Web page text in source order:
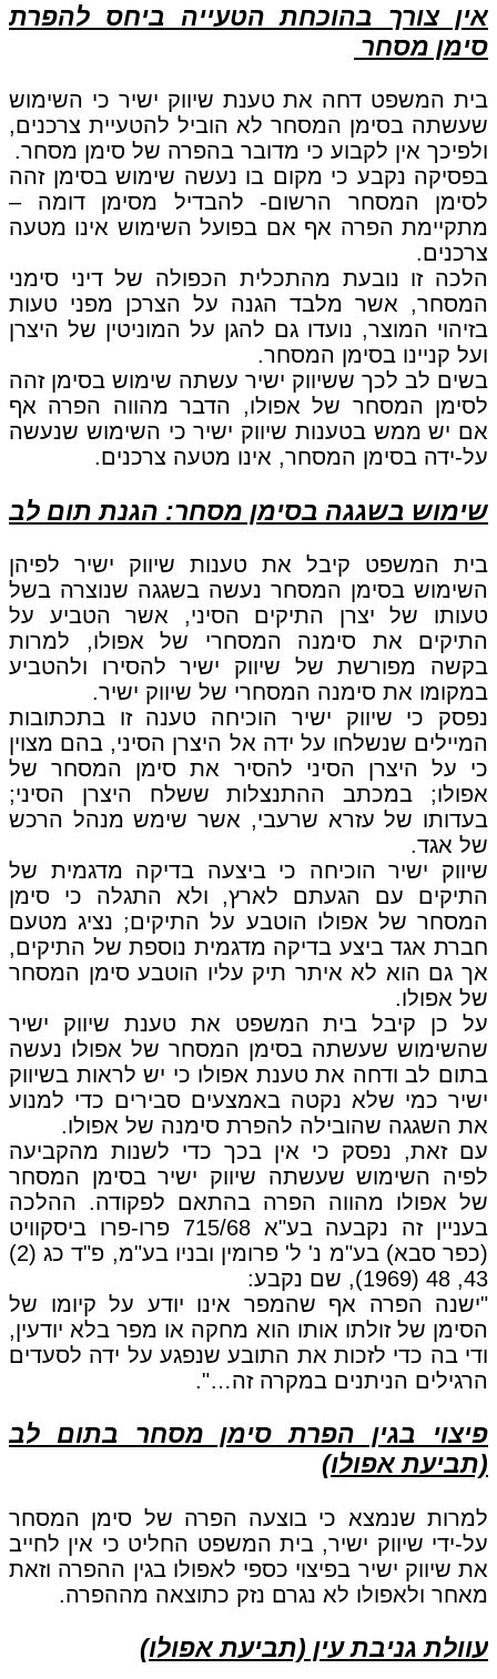
אין צורך בהוכחת הטעייה ביחס להפרת
סימן מסחר
בית המשפט דחה את טענת שיווק ישיר כי השימוש
שעשתה בסימן המסחר לא הוביל להטעיית צרכנים,
ולפיכך אין לקבוע כי מדובר בהפרה של סימן מסחר.
בפסיקה נקבע כי מקום בו נעשה שימוש בסימן זהה
לסימן המסחר הרשום- להבדיל מסימן דומה –
מתקיימת הפרה אף אם בפועל השימוש אינו מטעה
צרכנים.
הלכה זו נובעת מהתכלית הכפולה של דיני סימני
המסחר, אשר מלבד הגנה על הצרכן מפני טעות
בזיהוי המוצר, נועדו גם להגן על המוניטין של היצרן
ועל קניינו בסימן המסחר.
בשים לב לכך ששיווק ישיר עשתה שימוש בסימן זהה
לסימן המסחר של אפולו, הדבר מהווה הפרה אף
אם יש ממש בטענות שיווק ישיר כי השימוש שנעשה
על-ידה בסימן המסחר, אינו מטעה צרכנים.
שימוש בשגגה בסימן מסחר: הגנת תום לב
בית המשפט קיבל את טענות שיווק ישיר לפיהן
השימוש בסימן המסחר נעשה בשגגה שנוצרה בשל
טעותו של יצרן התיקים הסיני, אשר הטביע על
התיקים את סימנה המסחרי של אפולו, למרות
בקשה מפורשת של שיווק ישיר להסירו ולהטביע
במקומו את סימנה המסחרי של שיווק ישיר.
נפסק כי שיווק ישיר הוכיחה טענה זו בתכתובות
המיילים שנשלחו על ידה אל היצרן הסיני, בהם מצוין
כי על היצרן הסיני להסיר את סימן המסחר של
אפולו; במכתב ההתנצלות ששלח היצרן הסיני;
בעדותו של עזרא שרעבי, אשר שימש מנהל הרכש
של אגד.
שיווק ישיר הוכיחה כי ביצעה בדיקה מדגמית של
התיקים עם הגעתם לארץ, ולא התגלה כי סימן
המסחר של אפולו הוטבע על התיקים; נציג מטעם
חברת אגד ביצע בדיקה מדגמית נוספת של התיקים,
אך גם הוא לא איתר תיק עליו הוטבע סימן המסחר
של אפולו.
על כן קיבל בית המשפט את טענת שיווק ישיר
שהשימוש שעשתה בסימן המסחר של אפולו נעשה
בתום לב ודחה את טענת אפולו כי יש לראות בשיווק
ישיר כמי שלא נקטה באמצעים סבירים כדי למנוע
את השגגה שהובילה להפרת סימנה של אפולו.
עם זאת, נפסק כי אין בכך כדי לשנות מהקביעה
לפיה השימוש שעשתה שיווק ישיר בסימן המסחר
של אפולו מהווה הפרה בהתאם לפקודה. ההלכה
בעניין זה נקבעה בע"א 715/68 פרו-פרו ביסקוויט
(כפר סבא) בע"מ נ' ל' פרומין ובניו בע"מ, פ"ד כג (2)
43, 48 (1969), שם נקבע:
"ישנה הפרה אף שהמפר אינו יודע על קיומו של
הסימן של זולתו אותו הוא מחקה או מפר בלא יודעין,
ודי בה כדי לזכות את התובע שנפגע על ידה לסעדים
הרגילים הניתנים במקרה זה…".
פיצוי בגין הפרת סימן מסחר בתום לב
(תביעת אפולו)
למרות שנמצא כי בוצעה הפרה של סימן המסחר
על-ידי שיווק ישיר, בית המשפט החליט כי אין לחייב
את שיווק ישיר בפיצוי כספי לאפולו בגין ההפרה וזאת
מאחר ולאפולו לא נגרם נזק כתוצאה מההפרה.
עוולת גניבת עין (תביעת אפולו)